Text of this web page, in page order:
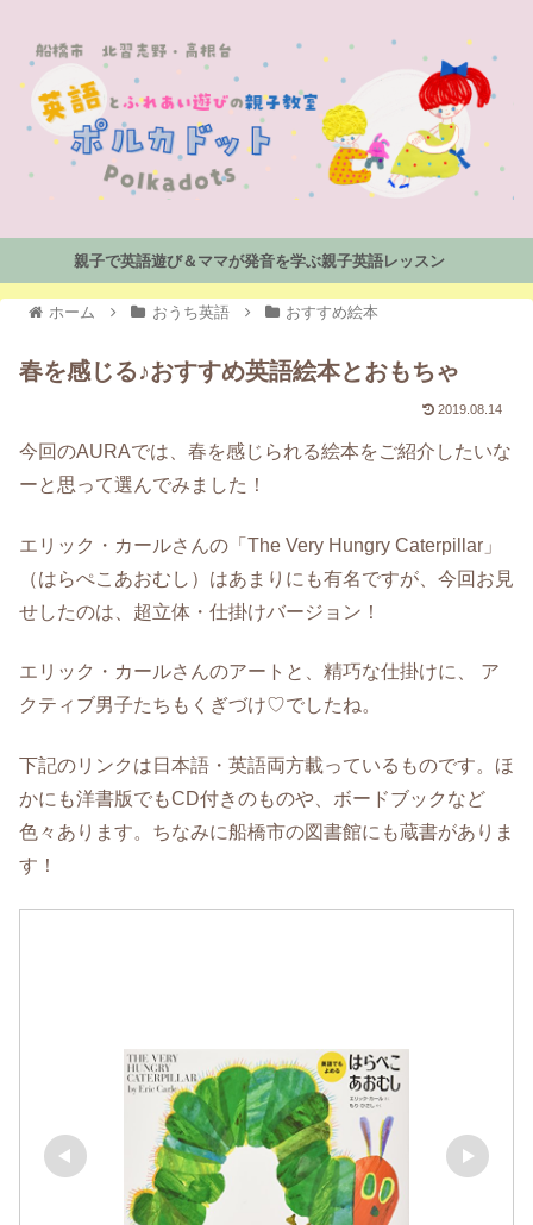
親子で英語遊び＆ママが発音を学ぶ親子英語レッスン
ホーム おうち英語 おすすめ絵本
春を感じる♪おすすめ英語絵本とおもちゃ
2019.08.14
今回のAURAでは、春を感じられる絵本をご紹介したいな
ーと思って選んでみました！
エリック・カールさんの「The Very Hungry Caterpillar」
（はらぺこあおむし）はあまりにも有名ですが、今回お見
せしたのは、超立体・仕掛けバージョン！
エリック・カールさんのアートと、精巧な仕掛けに、 ア
クティブ男子たちもくぎづけ♡でしたね。
下記のリンクは日本語・英語両方載っているものです。ほ
かにも洋書版でもCD付きのものや、ボードブックなど
色々あります。ちなみに船橋市の図書館にも蔵書がありま
す！